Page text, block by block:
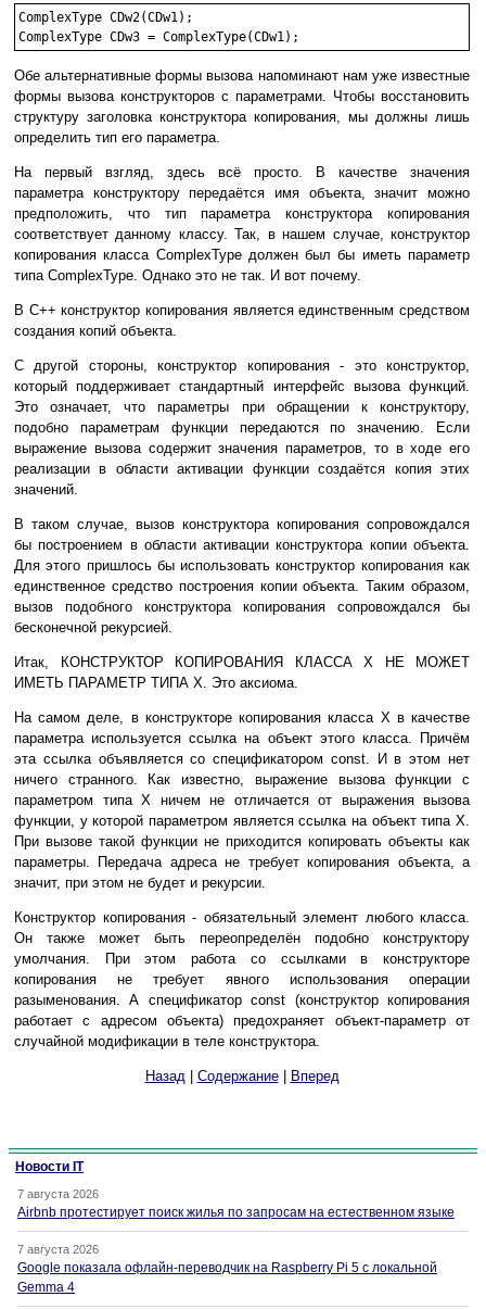
ComplexType CDw2(CDw1);
Обе альтернативные формы вызова напоминают нам уже известные
формы вызова конструкторов с параметрами. Чтобы восстановить
структуру заголовка конструктора копирования, мы должны лишь
определить тип его параметра.
На первый взгляд, здесь всё просто. В качестве значения
параметра конструктору передаётся имя объекта, значит можно
предположить, что тип параметра конструктора копирования
соответствует данному классу. Так, в нашем случае, конструктор
копирования класса ComplexType должен был бы иметь параметр
типа ComplexType. Однако это не так. И вот почему.
В C++ конструктор копирования является единственным средством
создания копий объекта.
С другой стороны, конструктор копирования - это конструктор,
который поддерживает стандартный интерфейс вызова функций.
Это означает, что параметры при обращении к конструктору,
подобно параметрам функции передаются по значению. Если
выражение вызова содержит значения параметров, то в ходе его
реализации в области активации функции создаётся копия этих
значений.
В таком случае, вызов конструктора копирования сопровождался
бы построением в области активации конструктора копии объекта.
Для этого пришлось бы использовать конструктор копирования как
единственное средство построения копии объекта. Таким образом,
вызов подобного конструктора копирования сопровождался бы
бесконечной рекурсией.
Итак, КОНСТРУКТОР КОПИРОВАНИЯ КЛАССА X НЕ МОЖЕТ
ИМЕТЬ ПАРАМЕТР ТИПА X. Это аксиома.
На самом деле, в конструкторе копирования класса X в качестве
параметра используется ссылка на объект этого класса. Причём
эта ссылка объявляется со спецификатором const. И в этом нет
ничего странного. Как известно, выражение вызова функции с
параметром типа X ничем не отличается от выражения вызова
функции, у которой параметром является ссылка на объект типа X.
При вызове такой функции не приходится копировать объекты как
параметры. Передача адреса не требует копирования объекта, а
значит, при этом не будет и рекурсии.
Конструктор копирования - обязательный элемент любого класса.
Он также может быть переопределён подобно конструктору
умолчания. При этом работа со ссылками в конструкторе
копирования не требует явного использования операции
разыменования. А спецификатор const (конструктор копирования
работает с адресом объекта) предохраняет объект-параметр от
случайной модификации в теле конструктора.
Назад| Содержание| Вперед
Новости IT
7 августа 2026
Airbnb протестирует поиск жилья по запросам на естественном языке
7 августа 2026
Google показала офлайн-переводчик на Raspberry Pi 5 с локальной
Gemma 4